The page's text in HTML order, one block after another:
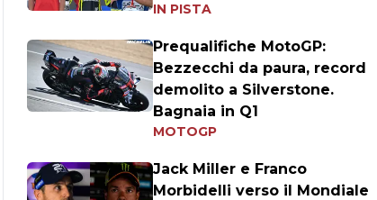
IN PISTA
Prequalifiche MotoGP:
Bezzecchi da paura, record
demolito a Silverstone.
Bagnaia in Q1
MOTOGP
Jack Miller e Franco
Morbidelli verso il Mondiale